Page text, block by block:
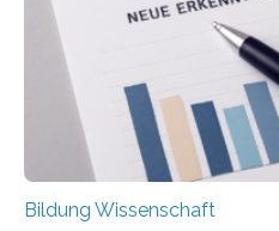
Bildung Wissenschaft